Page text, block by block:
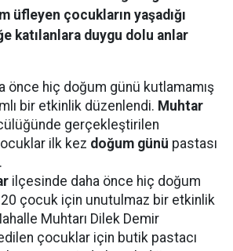
üfleyen çocukların yaşadığı
katılanlara duygu dolu anlar
önce hiç doğum günü kutlamamış
bir etkinlik düzenlendi. Muhtar
gerçekleştirilen
ilk kez doğum günü pastası
ilçesinde daha önce hiç doğum
20 çocuk için unutulmaz bir etkinlik
Muhtarı Dilek Demir
çocuklar için butik pastacı